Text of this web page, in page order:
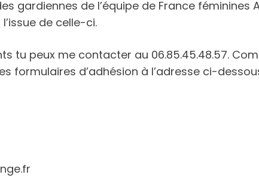
gardiennes de l’équipe de France féminines
de celle-ci.
tu peux me contacter au 06.85.45.48.57.
formulaires d’adhésion à l’adresse ci-